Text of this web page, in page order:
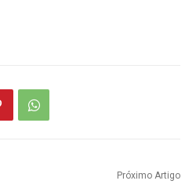
Próximo Artigo